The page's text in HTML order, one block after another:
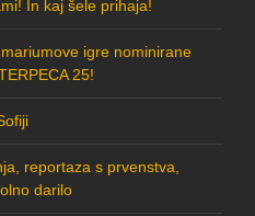
In kaj šele prihaja!
igre nominirane
25!
reportaza s prvenstva,
darilo